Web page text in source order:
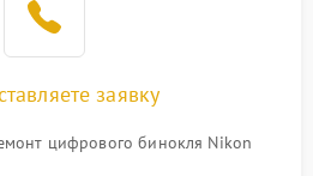
1000 ₽
заявку
цифрового бинокля Nikon